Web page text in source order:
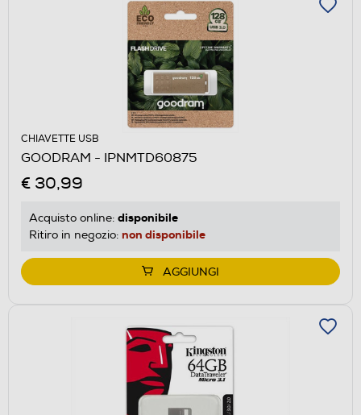
CHIAVETTE USB
GOODRAM - IPNMTD60875
€ 30,99
Acquisto online: disponibile
Ritiro in negozio: non disponibile
AGGIUNGI